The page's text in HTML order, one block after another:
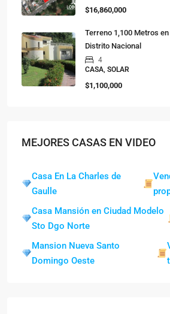
$16,860,000
Terreno 1,100 Metros
Distrito Nacional
4
CASA, SOLAR
$1,100,000
MEJORES CASAS EN VIDEO
Casa En La Charles de
Gaulle
Casa Mansión en Ciudad Modelo
Sto Dgo Norte
Mansion Nueva Santo
Domingo Oeste